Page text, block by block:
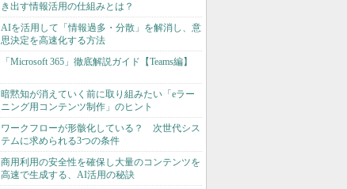
き出す情報活用の仕組みとは？
AIを活用して「情報過多・分散」を解消し、意
思決定を高速化する方法
「Microsoft 365」徹底解説ガイド【Teams編】
暗黙知が消えていく前に取り組みたい「eラー
ニング用コンテンツ制作」のヒント
ワークフローが形骸化している？ 次世代シス
テムに求められる3つの条件
商用利用の安全性を確保し大量のコンテンツを
高速で生成する、AI活用の秘訣